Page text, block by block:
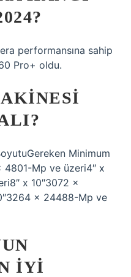
performansına sahip
Pro+ oldu.
Minimum
4801-Mp ve üzeri4″ x
x 10″3072 x
x 24488-Mp ve
IYI